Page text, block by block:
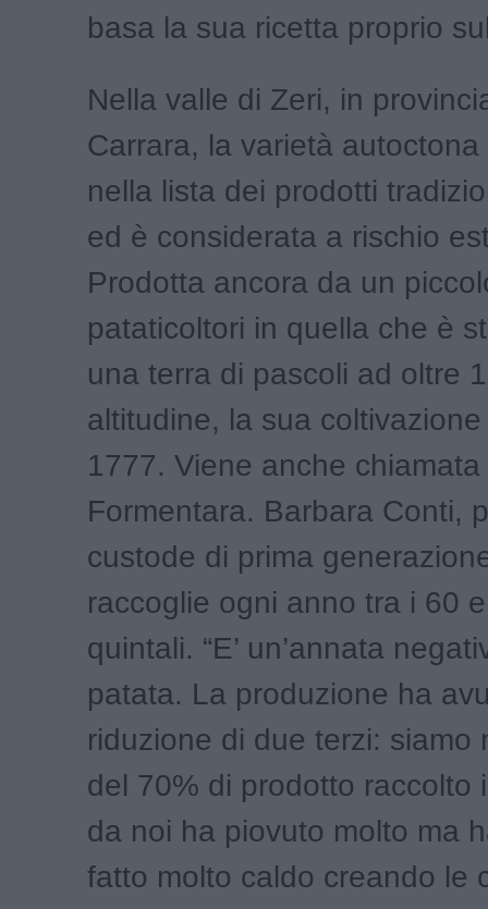
basa la sua ricetta proprio
Nella valle di Zeri, in
Carrara, la varietà
nella lista dei prodotti
ed è considerata a rischio
Prodotta ancora da un
pataticoltori in quella che è
una terra di pascoli ad oltre
altitudine, la sua
1777. Viene anche
Formentara. Barbara Conti,
custode di prima
raccoglie ogni anno tra i 60
quintali. “E’ un’annata
patata. La produzione ha
riduzione di due terzi: siamo
del 70% di prodotto raccolto
da noi ha piovuto molto ma
fatto molto caldo creando le